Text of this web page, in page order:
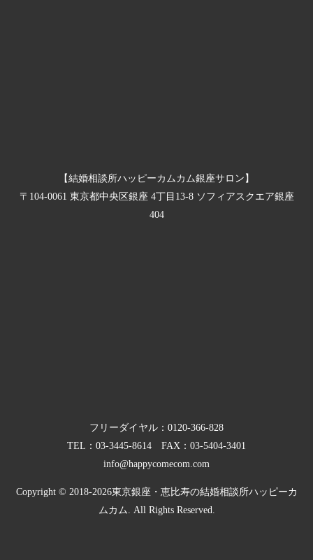
【結婚相談所ハッピーカムカム銀座サロン】
〒104-0061 東京都中央区銀座 4丁目13-8 ソフィアスクエア銀座
404
フリーダイヤル： 0120-366-828
TEL： 03-3445-8614 FAX：03-5404-3401
info@happycomecom.com
Copyright © 2018-2026東京銀座・恵比寿の結婚相談所ハッピーカ
ムカム.
All Rights Reserved.